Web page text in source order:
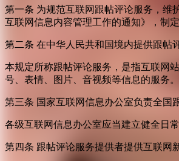
第一条 为规范互联网跟帖评论服务，维
互联网信息内容管理工作的通知》，制定
第二条 在中华人民共和国境内提供跟帖
本规定所称跟帖评论服务，是指互联网
号、表情、图片、音视频等信息的服务。
第三条 国家互联网信息办公室负责全国
各级互联网信息办公室应当建立健全日
第四条 跟帖评论服务提供者提供互联网